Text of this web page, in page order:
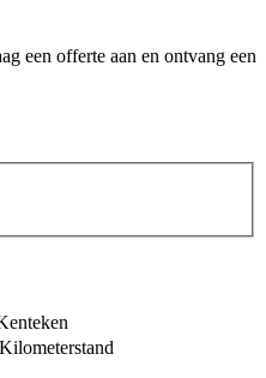
een offerte aan en ontvang een
Kilometerstand